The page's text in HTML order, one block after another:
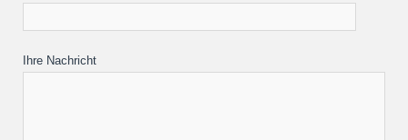
Ihre Nachricht